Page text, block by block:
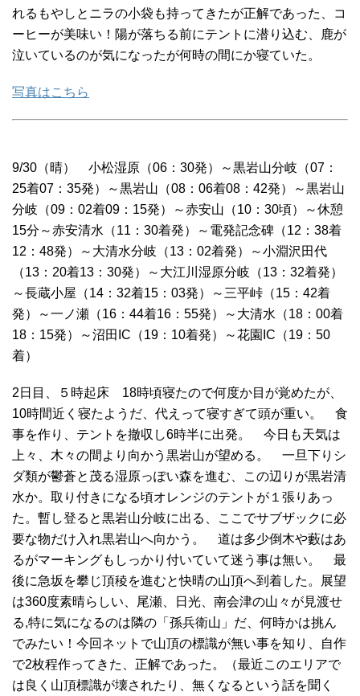
れるもやしとニラの小袋も持ってきたが正解であった、コ
ーヒーが美味い！陽が落ちる前にテントに潜り込む、鹿が
泣いているのが気になったが何時の間にか寝ていた。
写真はこちら
9/30（晴） 小松湿原（06：30発）～黒岩山分岐（07：
25着07：35発）～黒岩山（08：06着08：42発）～黒岩山
分岐（09：02着09：15発）～赤安山（10：30頃）～休憩
15分～赤安清水（11：30着発）～電発記念碑（12：38着
12：48発）～大清水分岐（13：02着発）～小淵沢田代
（13：20着13：30発）～大江川湿原分岐（13：32着発）
～長蔵小屋（14：32着15：03発）～三平峠（15：42着
発）～一ノ瀬（16：44着16：55発）～大清水（18：00着
18：15発）～沼田IC（19：10着発）～花園IC（19：50
着）
2日目、５時起床 18時頃寝たので何度か目が覚めたが、
10時間近く寝たようだ、代えって寝すぎて頭が重い。 食
事を作り、テントを撤収し6時半に出発。 今日も天気は
上々、木々の間より向かう黒岩山が望める。 一旦下りシ
ダ類が鬱蒼と茂る湿原っぽい森を進む、この辺りが黒岩清
水か。取り付きになる頃オレンジのテントが１張りあっ
た。暫し登ると黒岩山分岐に出る、ここでサブザックに必
要な物だけ入れ黒岩山へ向かう。 道は多少倒木や藪はあ
るがマーキングもしっかり付いていて迷う事は無い。 最
後に急坂を攀じ頂稜を進むと快晴の山頂へ到着した。展望
は360度素晴らしい、尾瀬、日光、南会津の山々が見渡せ
る,特に気になるのは隣の「孫兵衛山」だ、何時かは挑ん
でみたい！今回ネットで山頂の標識が無い事を知り、自作
で2枚程作ってきた、正解であった。（最近このエリアで
は良く山頂標識が壊されたり、無くなるという話を聞く